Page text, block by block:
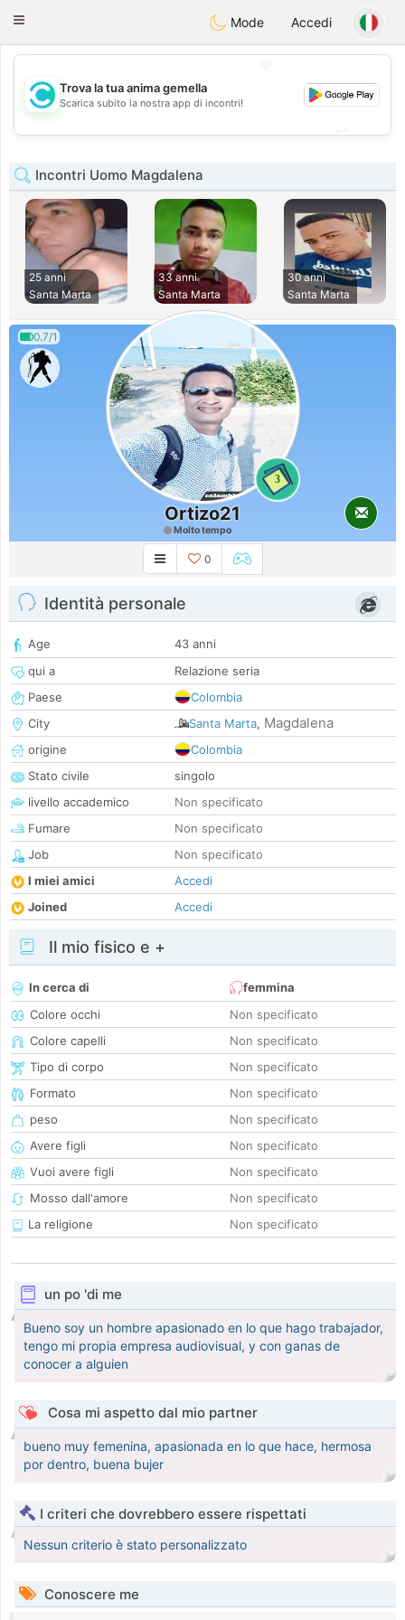
olombiaCitas
Toggle
Mode Accedi
💖
💕
Trova la tua anima gemella
Scarica subito la nostra app di incontri!
Incontri Uomo Magdalena
25 anni
Santa Marta
33 anni
Santa Marta
30 anni
Santa Marta
0.7/1
3
Ortizo21
Molto tempo
0
Identità personale
Age
43 anni
qui a
Relazione seria
Paese
Colombia
City
Santa Marta, Magdalena
origine
Colombia
Stato civile
singolo
livello accademico
Non specificato
Fumare
Non specificato
Job
Non specificato
I miei amici
Accedi
Joined
Accedi
Il mio fisico e +
In cerca di
femmina
Colore occhi
Non specificato
Colore capelli
Non specificato
Tipo di corpo
Non specificato
Formato
Non specificato
peso
Non specificato
Avere figli
Non specificato
Vuoi avere figli
Non specificato
Mosso dall'amore
Non specificato
La religione
Non specificato
un po 'di me
Bueno soy un hombre apasionado en lo que hago trabajador,
tengo mi propia empresa audiovisual, y con ganas de
conocer a alguien
Cosa mi aspetto dal mio partner
bueno muy femenina, apasionada en lo que hace, hermosa
por dentro, buena bujer
I criteri che dovrebbero essere rispettati
Nessun criterio è stato personalizzato
Conoscere me